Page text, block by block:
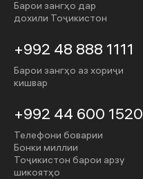
Барои зангҳо дар
дохили Тоҷикистон
+992 48 888 1111
Барои зангҳо аз хориҷи
кишвар
+992 44 600 1520
Телефони боварии
Бонки миллии
Тоҷикистон барои арзу
шикоятҳо